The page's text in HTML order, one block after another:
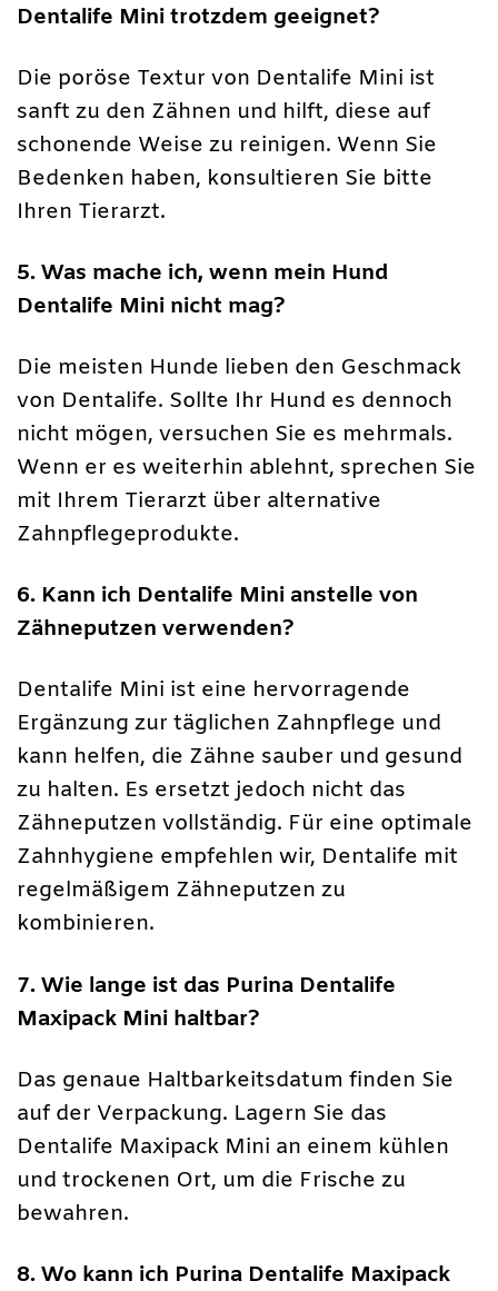
Dentalife Mini trotzdem geeignet?
Die poröse Textur von Dentalife Mini ist
sanft zu den Zähnen und hilft, diese auf
schonende Weise zu reinigen. Wenn Sie
Bedenken haben, konsultieren Sie bitte
Ihren Tierarzt.
5. Was mache ich, wenn mein Hund
Dentalife Mini nicht mag?
Die meisten Hunde lieben den Geschmack
von Dentalife. Sollte Ihr Hund es dennoch
nicht mögen, versuchen Sie es mehrmals.
Wenn er es weiterhin ablehnt, sprechen Sie
mit Ihrem Tierarzt über alternative
Zahnpflegeprodukte.
6. Kann ich Dentalife Mini anstelle von
Zähneputzen verwenden?
Dentalife Mini ist eine hervorragende
Ergänzung zur täglichen Zahnpflege und
kann helfen, die Zähne sauber und gesund
zu halten. Es ersetzt jedoch nicht das
Zähneputzen vollständig. Für eine optimale
Zahnhygiene empfehlen wir, Dentalife mit
regelmäßigem Zähneputzen zu
kombinieren.
7. Wie lange ist das Purina Dentalife
Maxipack Mini haltbar?
Das genaue Haltbarkeitsdatum finden Sie
auf der Verpackung. Lagern Sie das
Dentalife Maxipack Mini an einem kühlen
und trockenen Ort, um die Frische zu
bewahren.
8. Wo kann ich Purina Dentalife Maxipack